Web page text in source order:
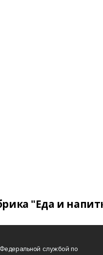
"Еда и
службой по